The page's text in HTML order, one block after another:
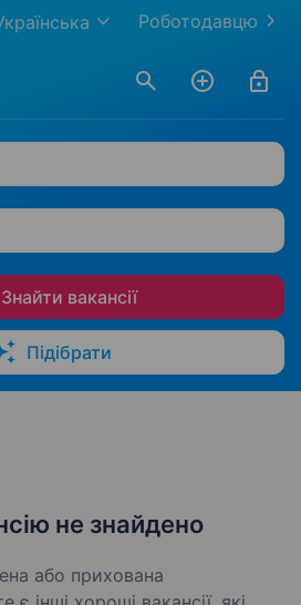
Роботодавцю
Знайти вакансії
Підібрати
не знайдено
або прихована